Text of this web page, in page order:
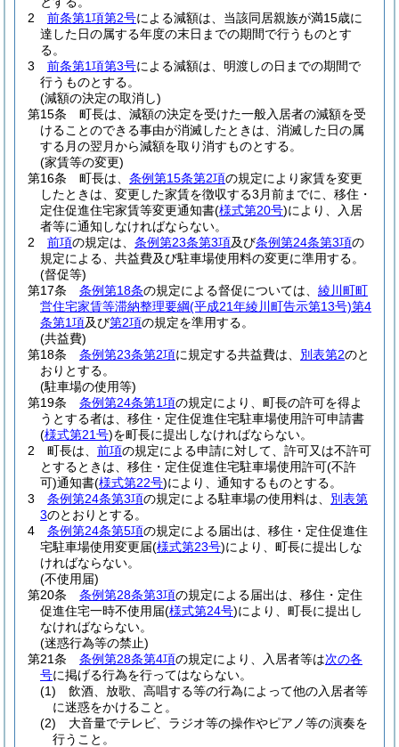
2
前条第1項第2号による減額は、当該同居親族が満15歳に
達した日の属する年度の末日までの期間で行うものとす
る。
3
前条第1項第3号による減額は、明渡しの日までの期間で
行うものとする。
(減額の決定の取消し)
第15条
町長は、減額の決定を受けた一般入居者の減額を受
けることのできる事由が消滅したときは、消滅した日の属
する月の翌月から減額を取り消すものとする。
(家賃等の変更)
第16条
町長は、 条例第15条第2項の規定により家賃を変更
したときは、変更した家賃を徴収する3月前までに、移住・
定住促進住宅家賃等変更通知書(様式第20号)により、入居
者等に通知しなければならない。
2
前項の規定は、 条例第23条第3項及び条例第24条第3項の
規定による、共益費及び駐車場使用料の変更に準用する。
(督促等)
第17条
条例第18条の規定による督促については、 綾川町町
営住宅家賃等滞納整理要綱(平成21年綾川町告示第13号)第4
条第1項及び第2項の規定を準用する。
(共益費)
第18条
条例第23条第2項に規定する共益費は、 別表第2のと
おりとする。
(駐車場の使用等)
第19条
条例第24条第1項の規定により、町長の許可を得よ
うとする者は、移住・定住促進住宅駐車場使用許可申請書
(様式第21号)を町長に提出しなければならない。
2
町長は、 前項の規定による申請に対して、許可又は不許可
とするときは、移住・定住促進住宅駐車場使用許可(不許
可)通知書(様式第22号)により、通知するものとする。
3
条例第24条第3項の規定による駐車場の使用料は、 別表第
3のとおりとする。
4
条例第24条第5項の規定による届出は、移住・定住促進住
宅駐車場使用変更届(様式第23号)により、町長に提出しな
ければならない。
(不使用届)
第20条
条例第28条第3項の規定による届出は、移住・定住
促進住宅一時不使用届(様式第24号)により、町長に提出し
なければならない。
(迷惑行為等の禁止)
第21条
条例第28条第4項の規定により、入居者等は次の各
号に掲げる行為を行ってはならない。
(1)
飲酒、放歌、高唱する等の行為によって他の入居者等
に迷惑をかけること。
(2)
大音量でテレビ、ラジオ等の操作やピアノ等の演奏を
行うこと。